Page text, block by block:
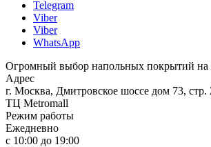
Telegram
Viber
Viber
WhatsApp
Огромный выбор напольных покрытий на
Адрес
г. Москва, Дмитровское шоссе дом 73, стр.
ТЦ Metromall
Режим работы
Ежедневно
с 10:00 до 19:00